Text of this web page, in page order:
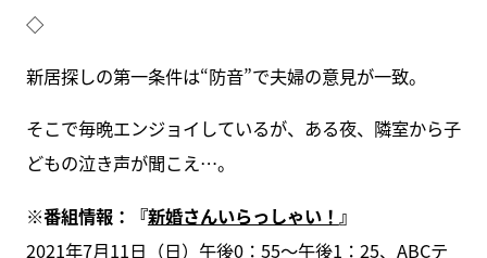
◇
新居探しの第一条件は“防音”で夫婦の意見が一致。
そこで毎晩エンジョイしているが、ある夜、隣室から子
どもの泣き声が聞こえ…。
※番組情報：『新婚さんいらっしゃい！ 』
2021年7月11日（日）午後0：55～午後1：25、ABCテ